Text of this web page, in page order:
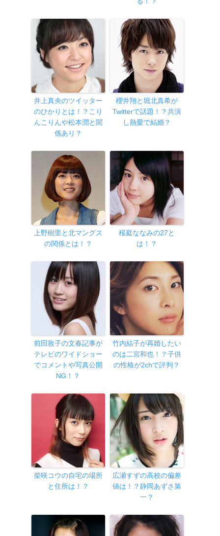
井上真央のツイッター
のひかりとは！？こり
んこりんや松本潤と関
係あり？
櫻井翔と堀北真希が
Twitterで話題！？共演
し熱愛で結婚？
上野樹里と北マングス
の関係とは！？
桜庭ななみの27と
は！？
前田敦子の文春記事が
テレビのワイドショー
でコメントや写真公開
NG！？
竹内結子が再婚したい
のは二宮和也！？子供
の性格が2chで評判？
柴咲コウの自宅の場所
と住所は！？
広瀬すずの高校の偏差
値は！？静岡あずさ第
一？